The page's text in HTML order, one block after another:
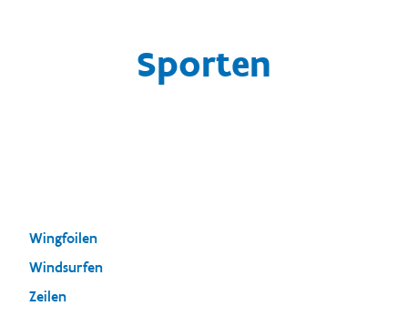
Sporten
Wingfoilen
Windsurfen
Zeilen